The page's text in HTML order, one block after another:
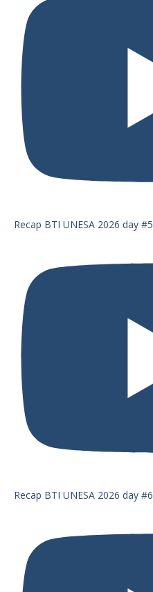
Recap BTI UNESA 2026 day #5
Recap BTI UNESA 2026 day #6